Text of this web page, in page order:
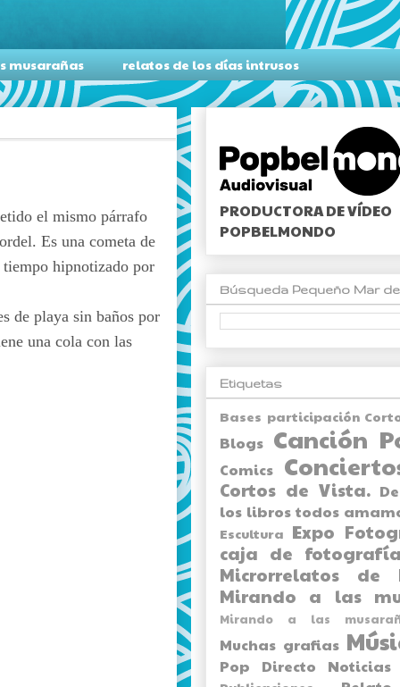
musarañas relatos de los días intrusos
el mismo párrafo
Es una cometa de
tiempo hipnotizado por
de playa sin baños por
una cola con las
PRODUCTORA DE VÍDEO
POPBELMONDO
Búsqueda Pequeño Mar
Etiquetas
Bases participación
Blogs Canción
Comics
Cortos de Vista.
los libros todos
Escultura Expo
caja de
Microrrelatos de
Mirando a las
Mirando a las
Muchas grafias
Pop Directo Noticias